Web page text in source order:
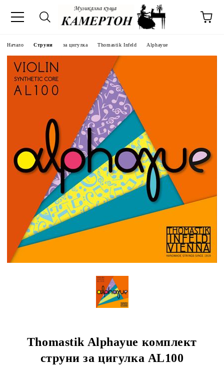
Начало Струни за цигулка Thomastik Infeld Alphayue
Thomastik Alphayue комплект
струни за цигулка AL100